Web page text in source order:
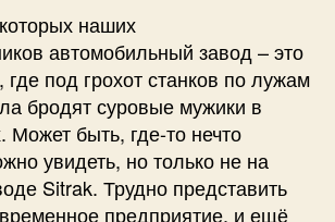
наших
автомобильный завод – это
под грохот станков по лужам
бродят суровые мужики в
Может быть, где-то нечто
увидеть, но только не на
Sitrak. Трудно представить
предприятие, и ещё